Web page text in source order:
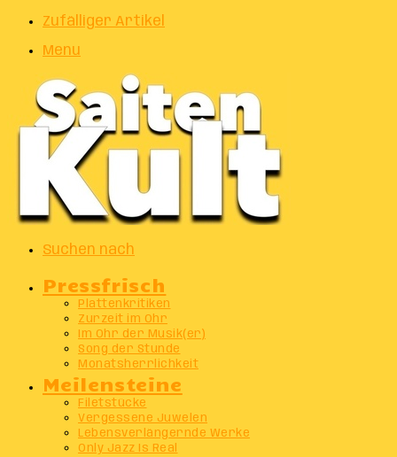
Zufälliger Artikel
Menu
Suchen nach
Pressfrisch
Plattenkritiken
Zurzeit im Ohr
Im Ohr der Musik(er)
Song der Stunde
Monatsherrlichkeit
Meilensteine
Filetstücke
Vergessene Juwelen
Lebensverlängernde Werke
Only Jazz Is Real